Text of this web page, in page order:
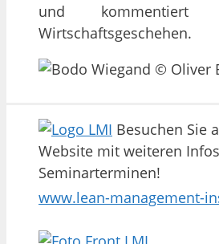
und kommentiert
Wirtschaftsgeschehen.
Besuchen Sie
Website mit weiteren
Seminarterminen!
www.lean-management-